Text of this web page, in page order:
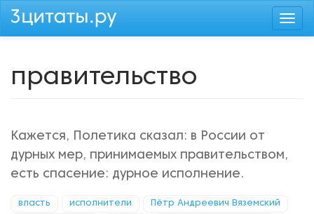
Перейти
правительство
Кажется, Полетика сказал: в России от
дурных мер, принимаемых правительством,
есть спасение: дурное исполнение.
власть исполнители Пётр Андреевич Вяземский